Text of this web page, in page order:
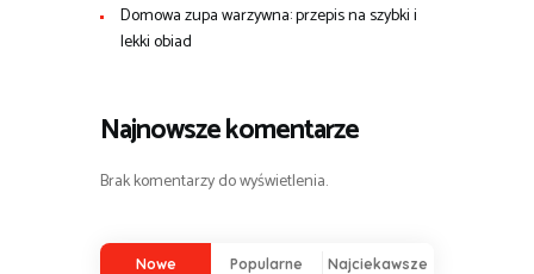
Domowa zupa warzywna: przepis na szybki i
lekki obiad
Najnowsze komentarze
Brak komentarzy do wyświetlenia.
Nowe Popularne Najciekawsze